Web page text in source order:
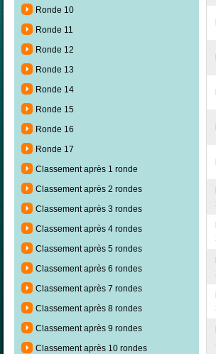
Ronde 10
Ronde 11
Ronde 12
Ronde 13
Ronde 14
Ronde 15
Ronde 16
Ronde 17
Classement après 1 ronde
Classement après 2 rondes
Classement après 3 rondes
Classement après 4 rondes
Classement après 5 rondes
Classement après 6 rondes
Classement après 7 rondes
Classement après 8 rondes
Classement après 9 rondes
Classement après 10 rondes